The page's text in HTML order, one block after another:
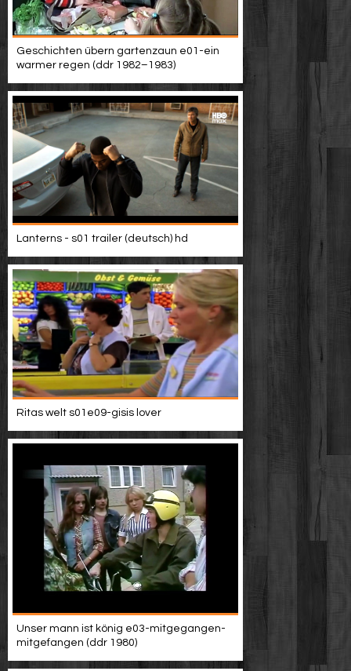
Geschichten übern gartenzaun e01-ein
warmer regen (ddr 1982–1983)
Lanterns - s01 trailer (deutsch) hd
Ritas welt s01e09-gisis lover
Unser mann ist könig e03-mitgegangen-
mitgefangen (ddr 1980)